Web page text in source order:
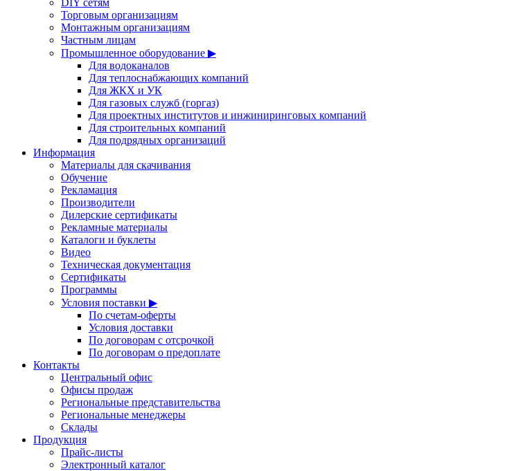
Торговым организациям
Монтажным организациям
Частным лицам
Промышленное оборудование ▶
Для водоканалов
Для теплоснабжающих компаний
Для ЖКХ и УК
Для газовых служб (горгаз)
Для проектных институтов и инжиниринговых компаний
Для строительных компаний
Для подрядных организаций
Информация
Материалы для скачивания
Обучение
Рекламация
Производители
Дилерские сертификаты
Рекламные материалы
Каталоги и буклеты
Видео
Техническая документация
Сертификаты
Программы
Условия поставки ▶
По счетам-оферты
Условия доставки
По договорам с отсрочкой
По договорам о предоплате
Контакты
Центральный офис
Офисы продаж
Региональные представительства
Региональные менеджеры
Склады
Продукция
Прайс-листы
Электронный каталог